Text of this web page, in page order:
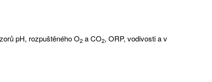
pH, rozpuštěného O2 a CO2, ORP, vodivosti a v